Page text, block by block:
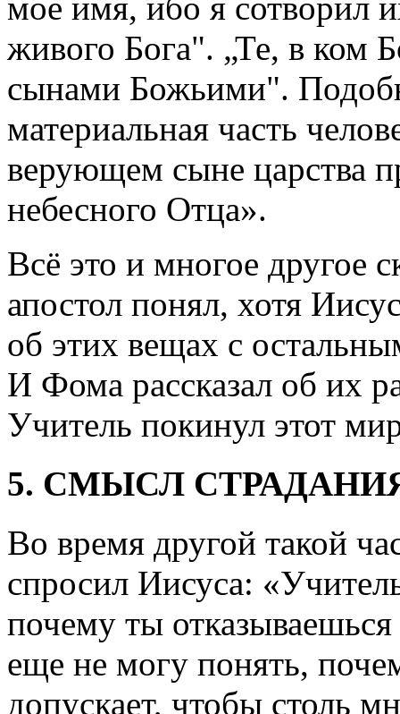
живого Бога". „Те, в ком
сынами Божьими".
материальная часть
верующем сыне царства
небесного Отца».
Всё это и многое другое
апостол понял, хотя
об этих вещах с
И Фома рассказал об их
Учитель покинул этот
5. СМЫСЛ
Во время другой такой
спросил Иисуса:
почему ты отказываешься
еще не могу понять,
допускает, чтобы столь